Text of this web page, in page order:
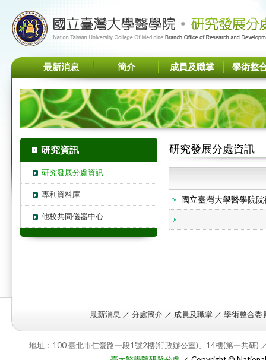
最新消息 簡介 成員及職掌 學術整
研究資訊
研究發展分處資訊
專利資料庫
他校共同儀器中心
研究發展分處資訊
國立臺灣大學醫學院
最新消息 ／ 分處簡介 ／ 成員及職掌 ／ 學術整合委
地址：100 臺北市仁愛路一段1號2樓(行政辦公室)、14樓(第一共研)